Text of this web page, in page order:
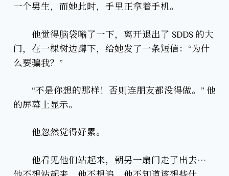
一个男生，而她此时，手里正拿着手机。
他觉得脑袋嗡了一下，离开退出了 SDDS 的大
门，在一棵树边蹲下，给她发了一条短信：“为什
么要骗我？”
“不是你想的那样！否则连朋友都没得做。” 他
的屏幕上显示。
他忽然觉得好累。
他看见他们站起来，朝另一扇门走了出去…